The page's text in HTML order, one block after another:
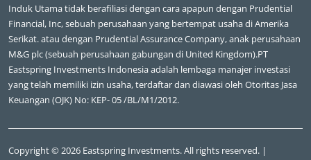
Induk Utama tidak berafiliasi dengan cara apapun dengan Prudential
Financial, Inc, sebuah perusahaan yang bertempat usaha di Amerika
Serikat. atau dengan Prudential Assurance Company, anak perusahaan
M&G plc (sebuah perusahaan gabungan di United Kingdom).PT
Eastspring Investments Indonesia adalah lembaga manajer investasi
yang telah memiliki izin usaha, terdaftar dan diawasi oleh Otoritas Jasa
Keuangan (OJK) No: KEP- 05 /BL/M1/2012.
Copyright © 2026 Eastspring Investments. All rights reserved. |